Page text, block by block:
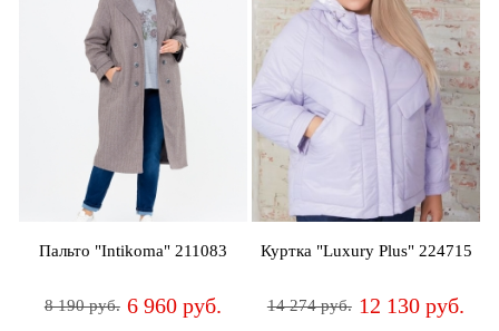
Пальто "Intikoma" 211083
8 190 руб. 6 960 руб.
Куртка "Luxury Plus" 224715
14 274 руб. 12 130 руб.